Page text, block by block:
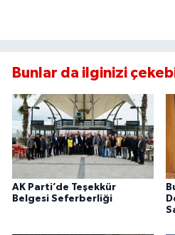
Bunlar da ilginizi
AK Parti’de Teşekkür
Belgesi Seferberliği